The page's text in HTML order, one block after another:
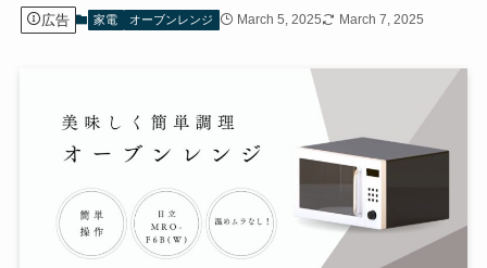
広告 家電 オーブンレンジ March 5, 2025 March 7, 2025